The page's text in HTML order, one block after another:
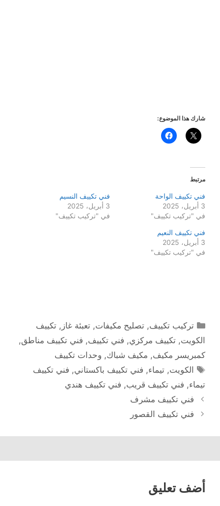
شارك هذا الموضوع:
مرتبط
فني تكييف الواحة
3 أبريل، 2025
في "تركيب تكييف"
فني تكييف النسيم
3 أبريل، 2025
في "تركيب تكييف"
فني تكييف النعيم
3 أبريل، 2025
في "تركيب تكييف"
التصنيفات
تركيب تكييف,تصليح مكيفات,تعبئة غاز ,تكييف
الكويت, تكييف مركزي, فني تكييف, فني تكييف مناطق,
كمبريسر مكيف, مكيف شباك, وحدات تكييف
الوسوم
الكويت,تيماء, فني تكييف باكستاني, فني تكييف
تيماء, فني تكييف قريب, فني تكييف هندي
فني تكييف مشرف
فني تكييف القصور
أضف تعليق